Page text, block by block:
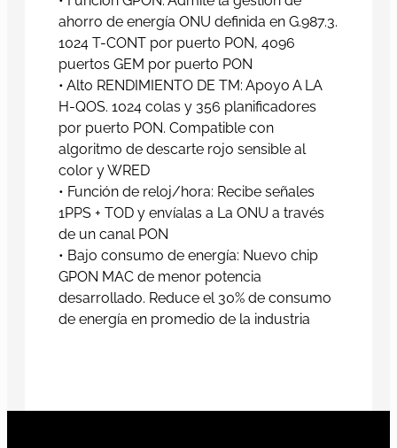
ahorro de energía ONU definida en G.987.3.
1024 T-CONT por puerto PON, 4096
puertos GEM por puerto PON
• Alto RENDIMIENTO DE TM: Apoyo A LA
H-QOS. 1024 colas y 356 planificadores
por puerto PON. Compatible con
algoritmo de descarte rojo sensible al
color y WRED
• Función de reloj/hora: Recibe señales
1PPS + TOD y envíalas a La ONU a través
de un canal PON
• Bajo consumo de energía: Nuevo chip
GPON MAC de menor potencia
desarrollado. Reduce el 30% de consumo
de energía en promedio de la industria